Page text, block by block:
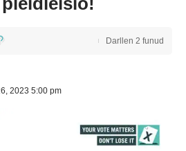
2023 5:00 pm
Darllen 2 funud